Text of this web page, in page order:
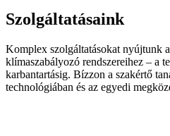
Szolgáltatásaink
Komplex szolgáltatásokat nyújtunk
klímaszabályozó rendszereihez – a
karbantartásig. Bízzon a szakértő
technológiában és az egyedi